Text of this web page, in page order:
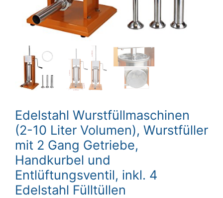
Edelstahl Wurstfüllmaschinen
(2-10 Liter Volumen), Wurstfüller
mit 2 Gang Getriebe,
Handkurbel und
Entlüftungsventil, inkl. 4
Edelstahl Fülltüllen